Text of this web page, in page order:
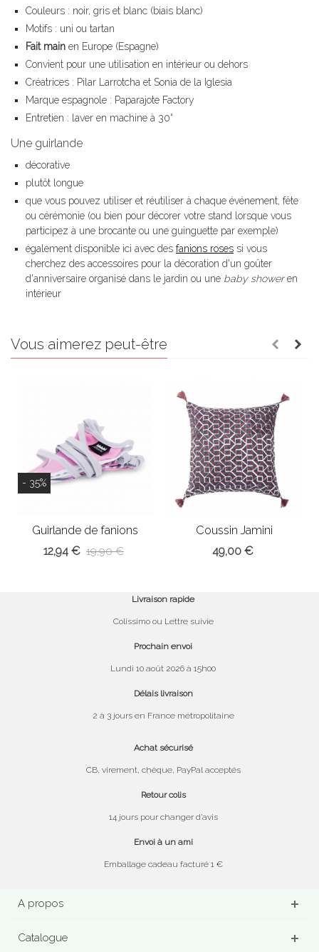
Couleurs : noir, gris et blanc (biais blanc)
Motifs : uni ou tartan
Fait main en Europe (Espagne)
Convient pour une utilisation en intérieur ou dehors
Créatrices : Pilar Larrotcha et Sonia de la Iglesia
Marque espagnole : Paparajote Factory
Entretien : laver en machine à 30°
Une guirlande
décorative
plutôt longue
que vous pouvez utiliser et réutiliser à chaque événement, fête
ou cérémonie (ou bien pour décorer votre stand lorsque vous
participez à une brocante ou une guinguette par exemple)
également disponible ici avec des fanions roses si vous
cherchez des accessoires pour la décoration d'un goûter
d'anniversaire organisé dans le jardin ou une baby showeren
intérieur
Vous aimerez peut-être
- 35%
Guirlande de fanions
rose
12,94 € 19,90 €
Coussin Jamini
49,00 €
Livraison rapide
Colissimo ou Lettre suivie
Prochain envoi
Lundi 10 août 2026 à 15h00
Délais livraison
2 à 3 jours en France métropolitaine
Achat sécurisé
CB, virement, chèque, PayPal acceptés
Retour colis
14 jours pour changer d’avis
Envoi à un ami
Emballage cadeau facturé 1 €
A propos
Catalogue